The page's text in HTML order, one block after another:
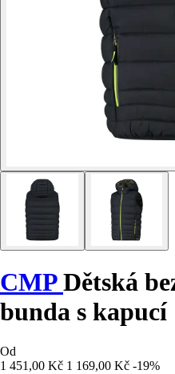
CMPDětská
bunda s kapucí
Od
1 451,00 Kč 1 169,00 Kč -19%